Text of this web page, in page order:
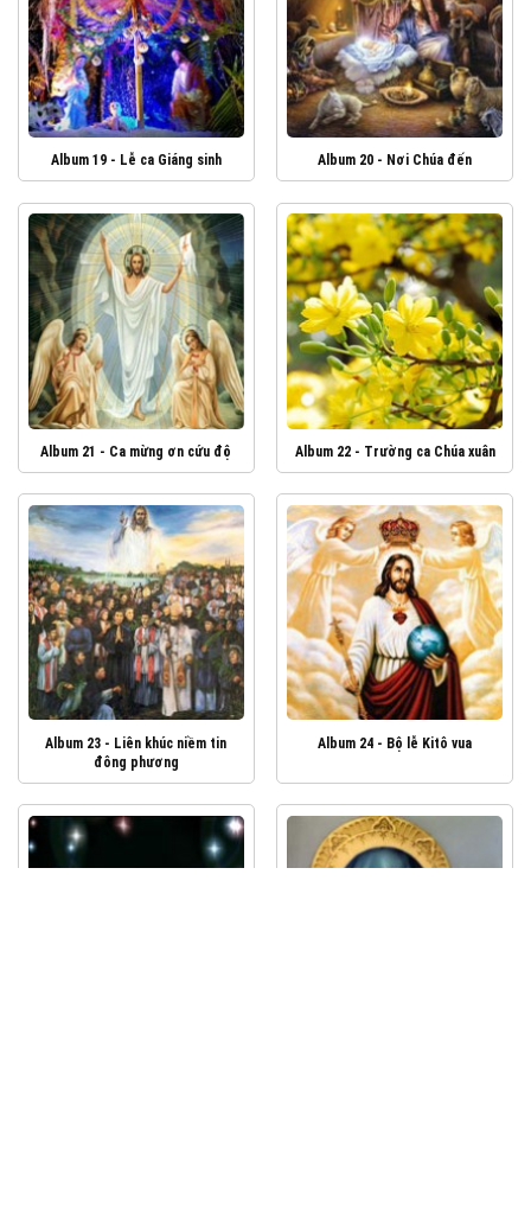
Album 19 - Lễ ca Giáng sinh Album 20 - Nơi Chúa đến
Album 21 - Ca mừng ơn cứu độ Album 22 - Trường ca Chúa xuân
Album 23 - Liên khúc niềm tin
đông phương
Album 24 - Bộ lễ Kitô vua